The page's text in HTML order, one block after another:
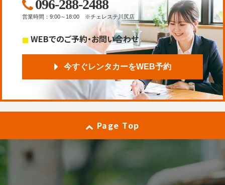
096-288-2488
営業時間 ： 9:00～18:00 ※チェレステ川尻店
WEBでのご予約・お問い合わせ
今すぐレンタカーをWEB予約
Page Top